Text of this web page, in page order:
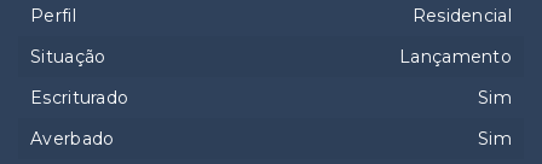
Perfil
Residencial
Situação
Lançamento
Escriturado
Sim
Averbado
Sim